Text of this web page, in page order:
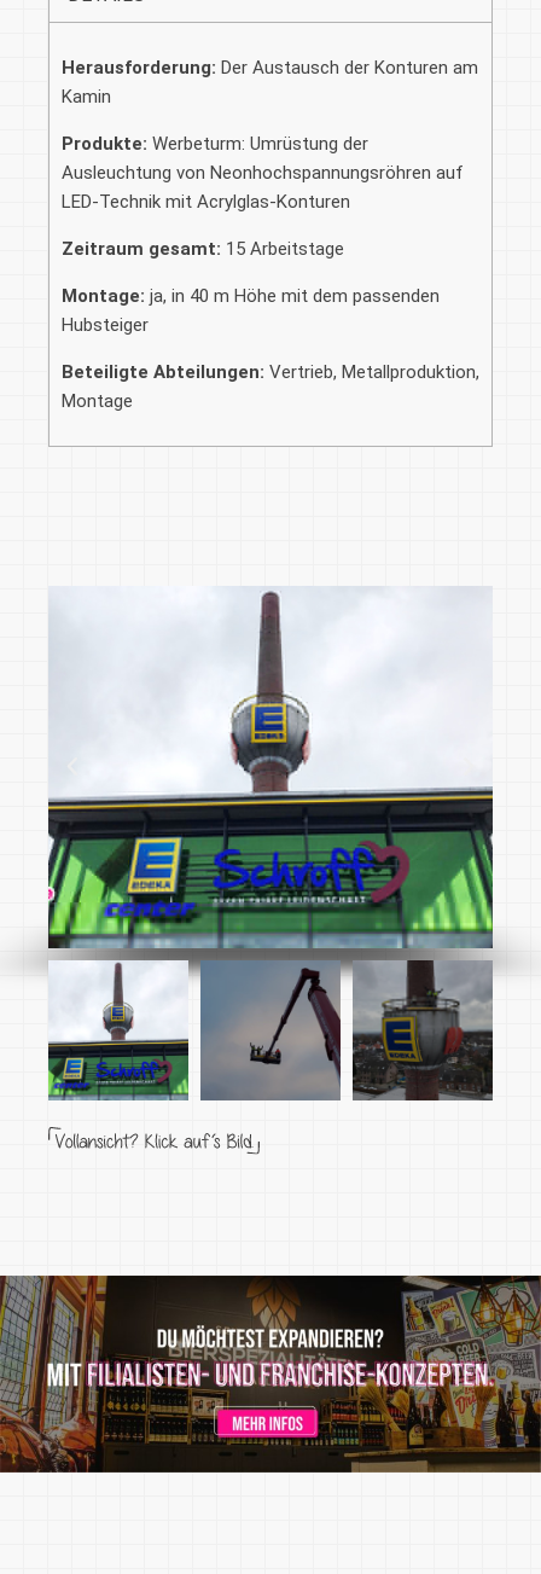
Herausforderung: Der Austausch der Konturen am
Kamin
Produkte: Werbeturm: Umrüstung der
Ausleuchtung von Neonhochspannungsröhren auf
LED-Technik mit Acrylglas-Konturen
Zeitraum gesamt: 15 Arbeitstage
Montage: ja, in 40 m Höhe mit dem passenden
Hubsteiger
Beteiligte Abteilungen: Vertrieb, Metallproduktion,
Montage